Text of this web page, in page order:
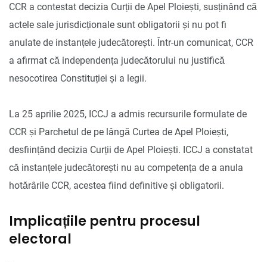
CCR a contestat decizia Curții de Apel Ploiești, susținând că
actele sale jurisdicționale sunt obligatorii și nu pot fi
anulate de instanțele judecătorești. Într-un comunicat, CCR
a afirmat că independența judecătorului nu justifică
nesocotirea Constituției și a legii.
La 25 aprilie 2025, ICCJ a admis recursurile formulate de
CCR și Parchetul de pe lângă Curtea de Apel Ploiești,
desființând decizia Curții de Apel Ploiești. ICCJ a constatat
că instanțele judecătorești nu au competența de a anula
hotărârile CCR, acestea fiind definitive și obligatorii.
Implicațiile pentru procesul
electoral